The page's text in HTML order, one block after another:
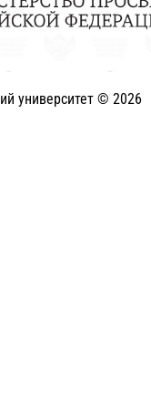
университет © 2026